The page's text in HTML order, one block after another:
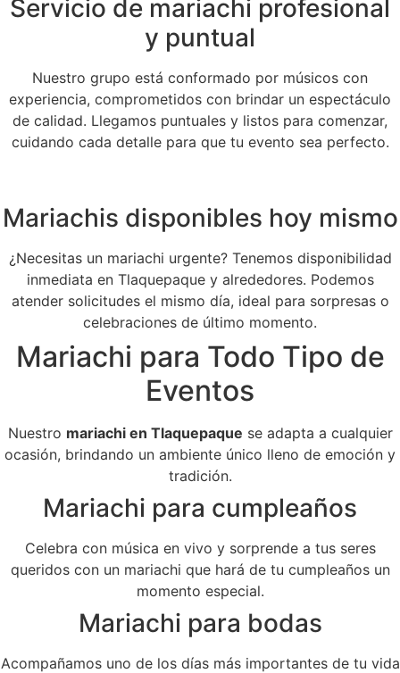
Servicio de mariachi profesional
y puntual
Nuestro grupo está conformado por músicos con
experiencia, comprometidos con brindar un espectáculo
de calidad. Llegamos puntuales y listos para comenzar,
cuidando cada detalle para que tu evento sea perfecto.
Mariachis disponibles hoy mismo
¿Necesitas un mariachi urgente? Tenemos disponibilidad
inmediata en Tlaquepaque y alrededores. Podemos
atender solicitudes el mismo día, ideal para sorpresas o
celebraciones de último momento.
Mariachi para Todo Tipo de
Eventos
Nuestro mariachi en Tlaquepaque se adapta a cualquier
ocasión, brindando un ambiente único lleno de emoción y
tradición.
Mariachi para cumpleaños
Celebra con música en vivo y sorprende a tus seres
queridos con un mariachi que hará de tu cumpleaños un
momento especial.
Mariachi para bodas
Acompañamos uno de los días más importantes de tu vida